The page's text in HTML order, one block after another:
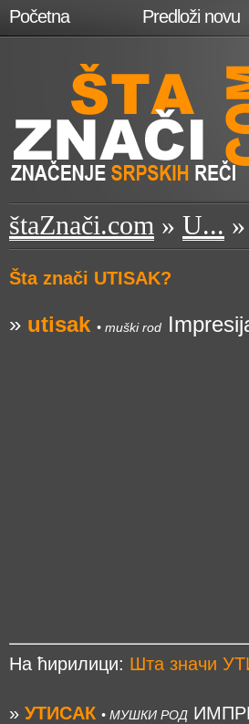
Početna Predloži novu
štaZnači.com » U... »
Šta znači UTISAK?
» utisak • muški rod
На ћирилици: Шта значи
» УТИСАК • МУШКИ РОД